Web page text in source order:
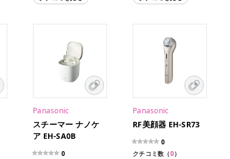
Panasonic
スチーマー ナノケ
ア EH-SA0B
0
Panasonic
RF美顔器 EH-SR73
0
クチコミ数（0）